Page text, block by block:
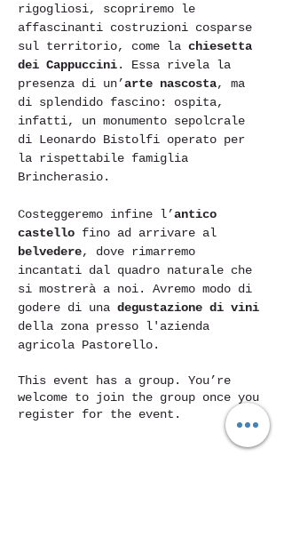
rigogliosi, scopriremo le
affascinanti costruzioni cosparse
sul territorio, come la chiesetta
dei Cappuccini. Essa rivela la
presenza di un’arte nascosta, ma
di splendido fascino: ospita,
infatti, un monumento sepolcrale
di Leonardo Bistolfi operato per
la rispettabile famiglia
Brincherasio.
Costeggeremo infine l’antico
castello fino ad arrivare al
belvedere, dove rimarremo
incantati dal quadro naturale che
si mostrerà a noi. Avremo modo di
godere di una degustazione di vini
della zona presso l'azienda
agricola Pastorello.
This event has a group. You’re
welcome to join the group once you
register for the event.